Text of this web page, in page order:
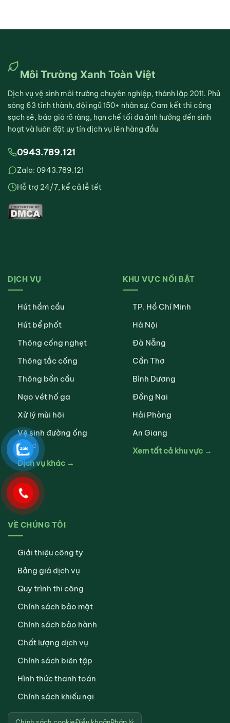
Môi Trường Xanh Toàn Việt
Dịch vụ vệ sinh môi trường chuyên nghiệp, thành lập 2011. Phủ
sóng 63 tỉnh thành, đội ngũ 150+ nhân sự. Cam kết thi công
sạch sẽ, báo giá rõ ràng, hạn chế tối đa ảnh hưởng đến sinh
hoạt và luôn đặt uy tín dịch vụ lên hàng đầu
0943.789.121
Zalo: 0943.789.121
Hỗ trợ 24/7, kể cả lễ tết
DỊCH VỤ
Hút hầm cầu
Hút bể phốt
Thông cống nghẹt
Thông tắc cống
Thông bồn cầu
Nạo vét hố ga
Xử lý mùi hôi
Vệ sinh đường ống
nước
Dịch vụ khác →
KHU VỰC NỔI BẬT
TP. Hồ Chí Minh
Hà Nội
Đà Nẵng
Cần Thơ
Bình Dương
Đồng Nai
Hải Phòng
An Giang
Xem tất cả khu vực →
VỀ CHÚNG TÔI
Giới thiệu công ty
Bảng giá dịch vụ
Quy trình thi công
Chính sách bảo mật
Chính sách bảo hành
Chất lượng dịch vụ
Chính sách biên tập
Hình thức thanh toán
Chính sách khiếu nại